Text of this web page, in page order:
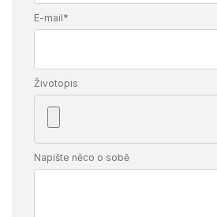
E-mail*
Životopis
Napište něco o sobě